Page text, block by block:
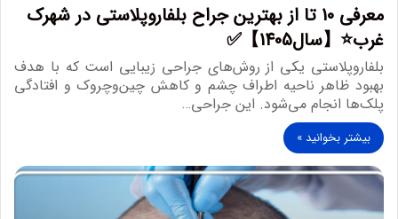
معرفی 10 تا از بهترین جراح بلفاروپلاستی در شهرک
غرب⭐【سال1405】✅
بلفاروپلاستی یکی از روش‌های جراحی زیبایی است که با هدف
بهبود ظاهر ناحیه اطراف چشم و کاهش چین‌وچروک و افتادگی
پلک‌ها انجام می‌شود. این جراحی…
بیشتر بخوانید »